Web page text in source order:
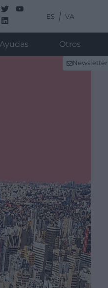
ES VA
Ayudas Otros
Newsletter